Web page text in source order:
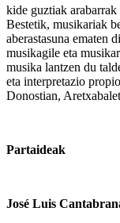
kide guztiak arabarrak
Bestetik, musikariak
aberastasuna ematen
musikagile eta
musika lantzen du
eta interpretazio
Donostian,
Partaideak
José Luis